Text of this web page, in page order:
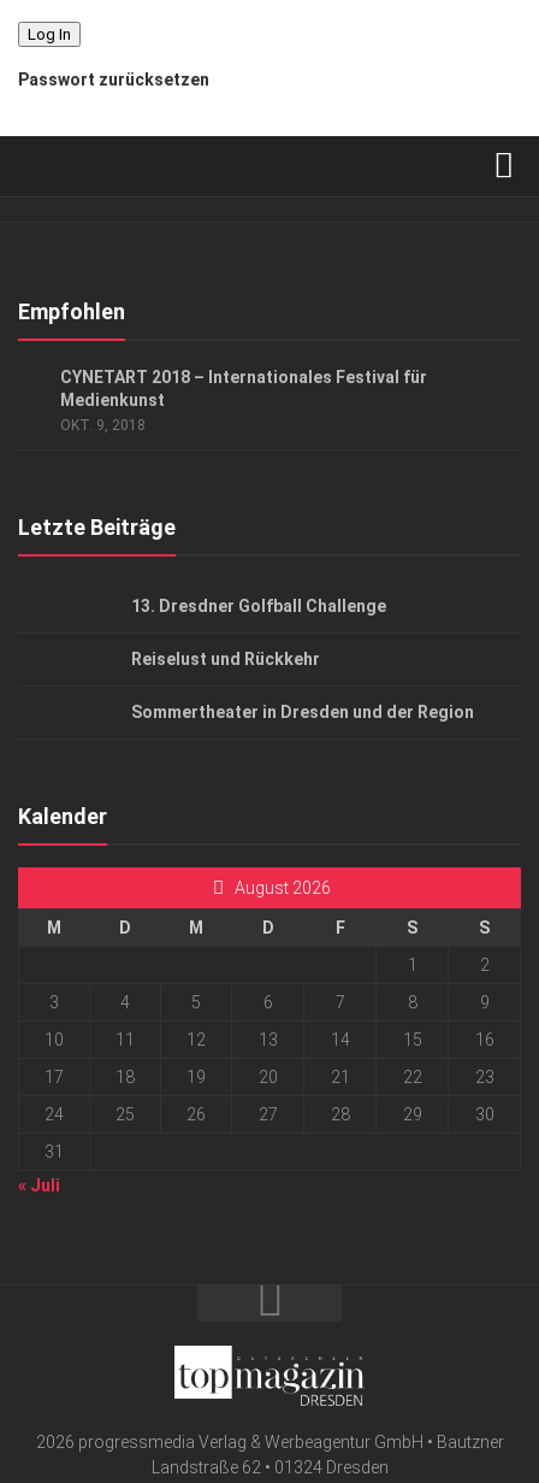
Passwort zurücksetzen
Kontakt, Impressum
Empfohlen
CYNETART 2018 – Internationales Festival für
Medienkunst
OKT. 9, 2018
Letzte Beiträge
13. Dresdner Golfball Challenge
Reiselust und Rückkehr
Sommertheater in Dresden und der Region
Kalender
August 2026
M D M D F S
S
1
2
3
4 5 6 7 8
9
10
11 12 13 14 15
16
17
18 19 20 21 22
23
24
25 26 27 28 29
30
31
« Juli
2026 progressmedia Verlag & Werbeagentur GmbH • Bautzner
Landstraße 62 • 01324 Dresden